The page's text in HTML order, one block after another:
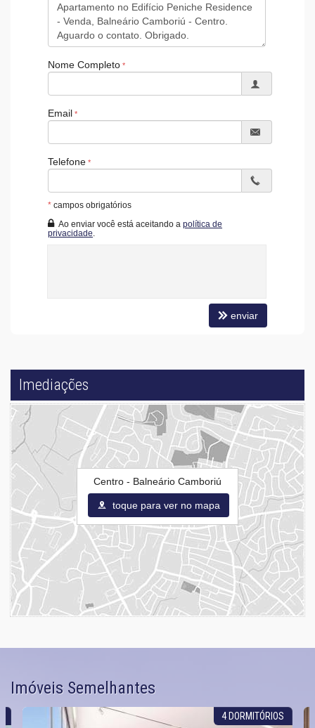
Bicicletário
Gás Central
Hall Decorado e Mobiliado
Nome Completo
Email
Telefone
* campos obrigatórios
Ao enviar você está aceitando a política de
privacidade
enviar
Imediações
Centro - Balneário Camboriú
toque para ver no mapa
Imóveis Semelhantes
4 DORMITÓRIOS